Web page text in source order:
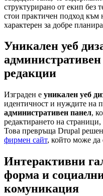
структурирано от екип без
стои практичен подход
характерен за добре
Уникален уеб
редакции
Изграден е уникален уеб
идентичност и нуждите на
административен панел,
редактирането на
Това превръща Drupal
фирмен сайт, който може да
Интерактивни
форма и
комуникация